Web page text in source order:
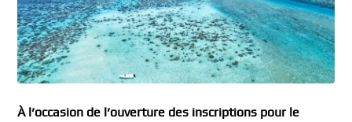
À l’occasion de l’ouverture des inscriptions pour le